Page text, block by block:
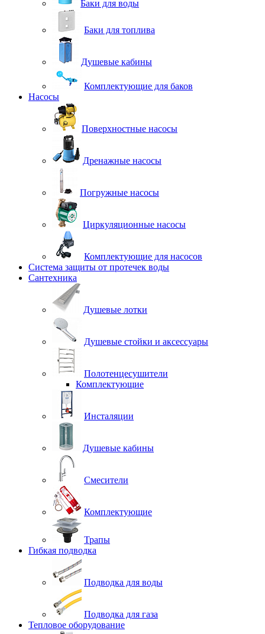
Баки для воды
Баки для топлива
Душевые кабины
Комплектующие для баков
Насосы
Поверхностные насосы
Дренажные насосы
Погружные насосы
Циркуляционные насосы
Комплектующие для насосов
Система защиты от протечек воды
Сантехника
Душевые лотки
Душевые стойки и аксессуары
Полотенцесушители
Комплектующие
Инсталяции
Душевые кабины
Смесители
Комплектующие
Трапы
Гибкая подводка
Подводка для воды
Подводка для газа
Тепловое оборудование